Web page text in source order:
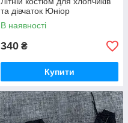
та дівчаток Юніор
В наявності
340 ₴
Купити